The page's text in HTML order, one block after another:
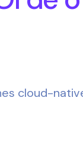
cloud-